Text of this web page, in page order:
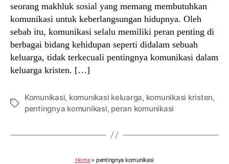
seorang makhluk sosial yang memang membutuhkan
komunikasi untuk keberlangsungan hidupnya. Oleh
sebab itu, komunikasi selalu memiliki peran penting di
berbagai bidang kehidupan seperti didalam sebuah
keluarga, tidak terkecuali pentingnya komunikasi dalam
keluarga kristen. […]
Tags
Komunikasi, komunikasi keluarga, komunikasi kristen,
pentingnya komunikasi, peran komunikasi
Home» pentingnya komunikasi